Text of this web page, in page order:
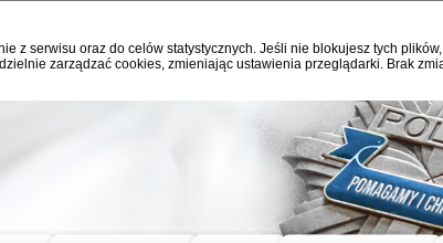
z serwisu oraz do celów statystycznych. Jeśli nie blokujesz tych
zarządzać cookies, zmieniając ustawienia przeglądarki. Brak